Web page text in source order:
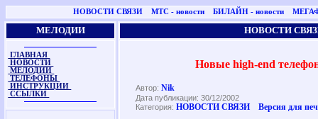
НОВОСТИ СВЯЗИ МТС - новости БИЛАЙН - новости
МЕЛОДИИ
ГЛАВНАЯ
НОВОСТИ
МЕЛОДИИ
ТЕЛЕФОНЫ
ИНСТРУКЦИИ
ССЫЛКИ
НОВОСТИ
Новые high-end
Автор:Nik
Дата публикации: 30/12/2002
Категория:НОВОСТИ СВЯЗИ
Версия для